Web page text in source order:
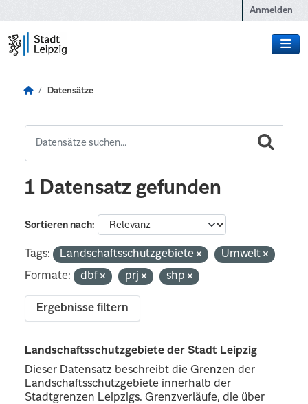
Anmelden
Datensätze
1 Datensatz gefunden
Sortieren nach
Tags: Landschaftsschutzgebiete
Umwelt
Formate:
dbf prj shp
Ergebnisse filtern
Landschaftsschutzgebiete der Stadt Leipzig
Dieser Datensatz beschreibt die Grenzen der
Landschaftsschutzgebiete innerhalb der
Stadtgrenzen Leipzigs. Grenzverläufe, die über